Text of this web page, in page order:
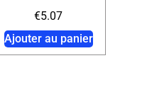
€5.07
Ajouter au panier